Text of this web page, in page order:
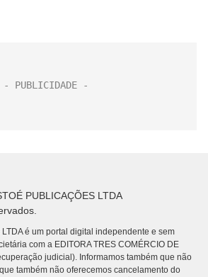
PUBLICAÇÕES LTDA
LTDA é um portal digital independente e sem
com a EDITORA TRES COMÉRCIO DE
judicial). Informamos também que não
também não oferecemos cancelamento do